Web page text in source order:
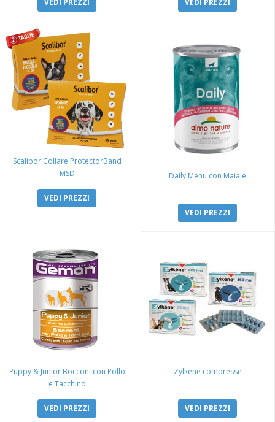
Scalibor Collare ProtectorBand
MSD
VEDI PREZZI
Daily Menu con Maiale
VEDI PREZZI
Puppy & Junior Bocconi con Pollo
e Tacchino
VEDI PREZZI
Zylkene compresse
VEDI PREZZI